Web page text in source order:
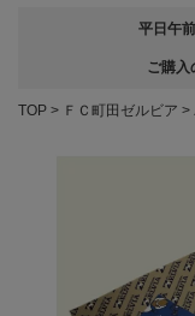
平日午
ご購入
TOP ＦＣ町田ゼルビア